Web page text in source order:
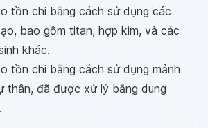
tồn chi bằng cách sử dụng các
bao gồm titan, hợp kim, và các
khác.
tồn chi bằng cách sử dụng mảnh
thân, đã được xử lý bằng dung